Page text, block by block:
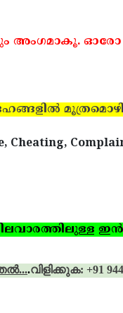
അംഗമാകൂ. ഓരോ
Cheating,
.വിളിക്കുക: +91 944